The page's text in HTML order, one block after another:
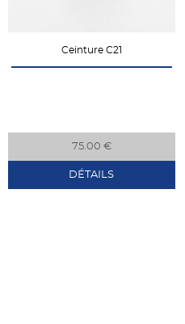
Ceinture C21
75.00 €
DÉTAILS